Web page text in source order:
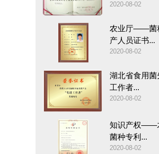
2020-08-02
农业厅——菌
产人员证书...
2020-08-02
湖北省食用菌
工作者...
2020-08-02
知识产权——
菌种专利...
2020-08-02